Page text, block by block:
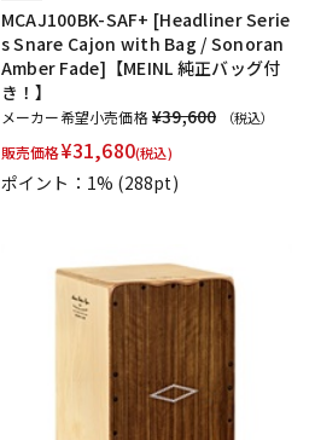
MCAJ100BK-SAF+ [Headliner Serie
s Snare Cajon with Bag / Sonoran
Amber Fade]【MEINL 純正バッグ付
き！】
メーカー希望小売価格¥39,600 （税込）
販売価格¥31,680(税込)
ポイント：1% (288pt)